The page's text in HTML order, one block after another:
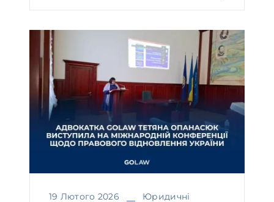
19 Лютого 2026 Юридичні